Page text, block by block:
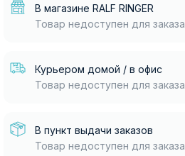
В магазине RALF RINGER
Товар недоступен для заказа
Курьером домой / в офис
Товар недоступен для заказа
В пункт выдачи заказов
Товар недоступен для заказа